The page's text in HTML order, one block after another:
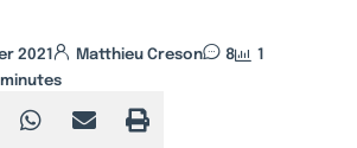
2021 Matthieu Creson 8
1
minutes